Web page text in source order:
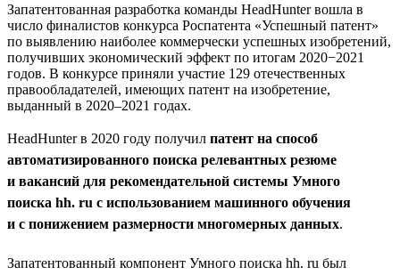
Запатентованная разработка команды HeadHunter вошла в
число финалистов конкурса Роспатента «Успешный патент»
по выявлению наиболее коммерчески успешных изобретений,
получивших экономический эффект по итогам 2020−2021
годов. В конкурсе приняли участие 129 отечественных
правообладателей, имеющих патент на изобретение,
выданный в 2020–2021 годах.
HeadHunter в 2020 году получил патент на способ
автоматизированного поиска релевантных резюме
и вакансий для рекомендательной системы Умного
поиска hh. ru с использованием машинного обучения
и с понижением размерности многомерных данных.
Запатентованный компонент Умного поиска hh. ru был